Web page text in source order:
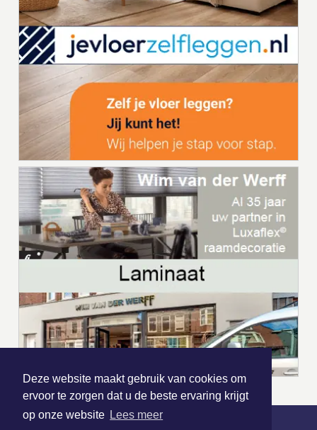
Deze website maakt gebruik van cookies om
ervoor te zorgen dat u de beste ervaring krijgt
op onze website Lees meer